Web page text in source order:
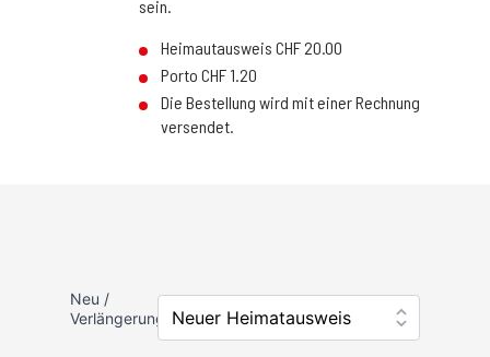
sein.
Heimautausweis CHF 20.00
Porto CHF 1.20
Die Bestellung wird mit einer Rechnung
versendet.
Neu /
Verlängerung
*
Schnellzugriff
Veranstaltungen